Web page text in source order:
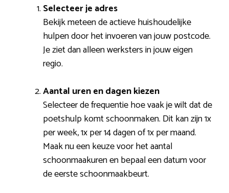
Selecteer je adres
Bekijk meteen de actieve huishoudelijke
hulpen door het invoeren van jouw postcode.
Je ziet dan alleen werksters in jouw eigen
regio.
Aantal uren en dagen kiezen
Selecteer de frequentie hoe vaak je wilt dat de
poetshulp komt schoonmaken. Dit kan zijn 1x
per week, 1x per 14 dagen of 1x per maand.
Maak nu een keuze voor het aantal
schoonmaakuren en bepaal een datum voor
de eerste schoonmaakbeurt.